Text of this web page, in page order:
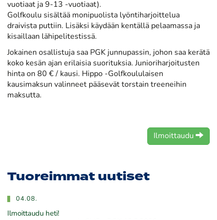
vuotiaat ja 9-13 -vuotiaat).
Golfkoulu sisältää monipuolista lyöntiharjoittelua
draivista puttiin. Lisäksi käydään kentällä pelaamassa ja
kisaillaan lähipelitestissä.
Jokainen osallistuja saa PGK junnupassin, johon saa kerätä
koko kesän ajan erilaisia suorituksia. Junioriharjoitusten
hinta on 80 € / kausi. Hippo -Golfkoululaisen
kausimaksun valinneet pääsevät torstain treeneihin
maksutta.
Ilmoittaudu
Tuoreimmat uutiset
04.08.
Ilmoittaudu heti!